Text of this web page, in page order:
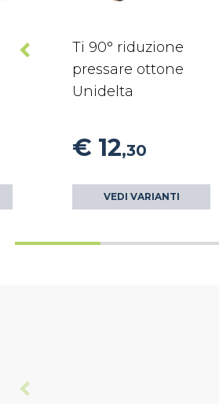
Ti 90° riduzione
pressare ottone
Unidelta
€ 12,30
VEDI VARIANTI